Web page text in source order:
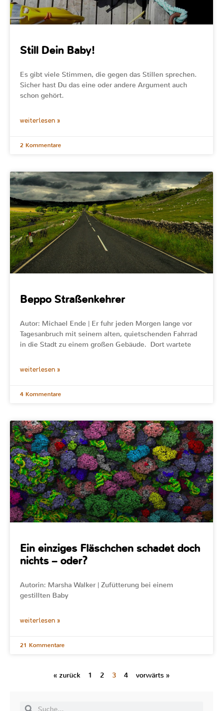
Still Dein Baby!
Es gibt viele Stimmen, die gegen das Stillen sprechen.
Sicher hast Du das eine oder andere Argument auch
schon gehört.
weiterlesen »
2 Kommentare
Beppo Straßenkehrer
Autor: Michael Ende | Er fuhr jeden Morgen lange vor
Tagesanbruch mit seinem alten, quietschenden Fahrrad
in die Stadt zu einem großen Gebäude. Dort wartete
weiterlesen »
4 Kommentare
Ein einziges Fläschchen schadet doch
nichts – oder?
Autorin: Marsha Walker | Zufütterung bei einem
gestillten Baby
weiterlesen »
21 Kommentare
« zurück 1 2 3 4 vorwärts »